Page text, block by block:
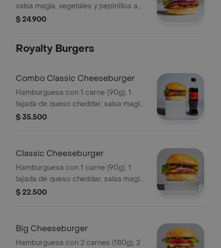
salsa magía, vegetales y pepinillos a
elección.
$ 24.900
Royalty Burgers
Combo Classic Cheeseburger
Hamburguesa con 1 carne (90g), 1
tajada de queso cheddar, salsa magía,
vegetales y pepinillos a elección +
$ 35.500
Classic Cheeseburger
Hamburguesa con 1 carne (90g), 1
tajada de queso cheddar, salsa magía,
vegetales y pepinillos a elección.
$ 22.500
Big Cheeseburger
Hamburguesa con 2 carnes (180g), 2